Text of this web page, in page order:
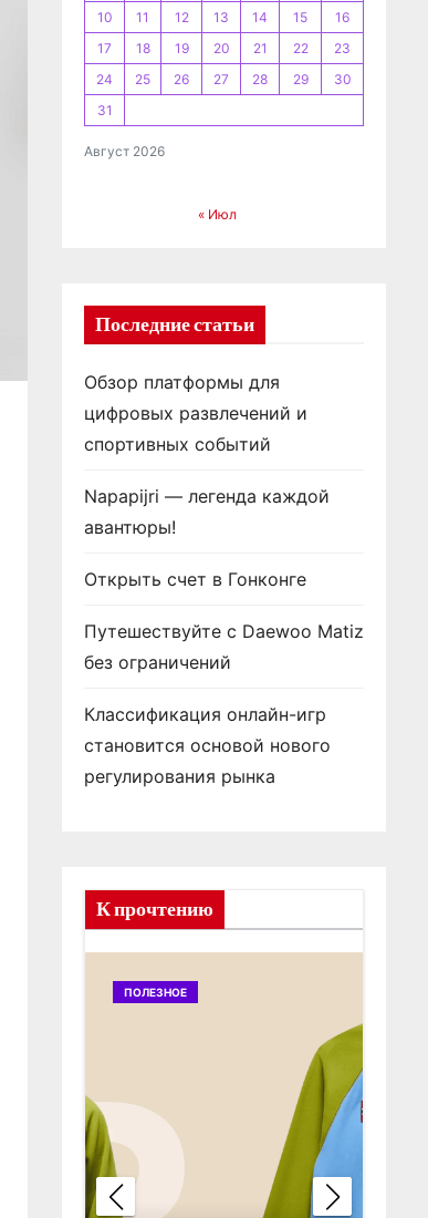
Август 2026
10
11 12 13 14 15
16
17
18 19 20 21 22
23
24
25 26 27 28 29
30
31
« Июл
Последние статьи
Обзор платформы для
цифровых развлечений и
спортивных событий
Napapijri — легенда каждой
авантюры!
Открыть счет в Гонконге
Путешествуйте с Daewoo Matiz
без ограничений
Классификация онлайн-игр
становится основой нового
регулирования рынка
К прочтению
ПОЛЕЗНОЕ